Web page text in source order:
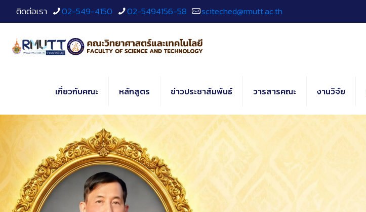
to
Content
ติดต่อเรา 02-549-4150 02-5494156-58 sciteched@rmutt.ac.th
เกี่ยวกับคณะ หลักสูตร ข่าวประชาสัมพันธ์ วารสารคณะ งานวิจัย